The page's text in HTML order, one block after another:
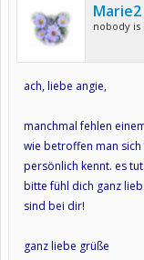
Marie2
nobody
ach, liebe angie,
manchmal fehlen
wie betroffen man
persönlich kennt. es
bitte fühl dich ganz
sind bei dir!
ganz liebe grüße